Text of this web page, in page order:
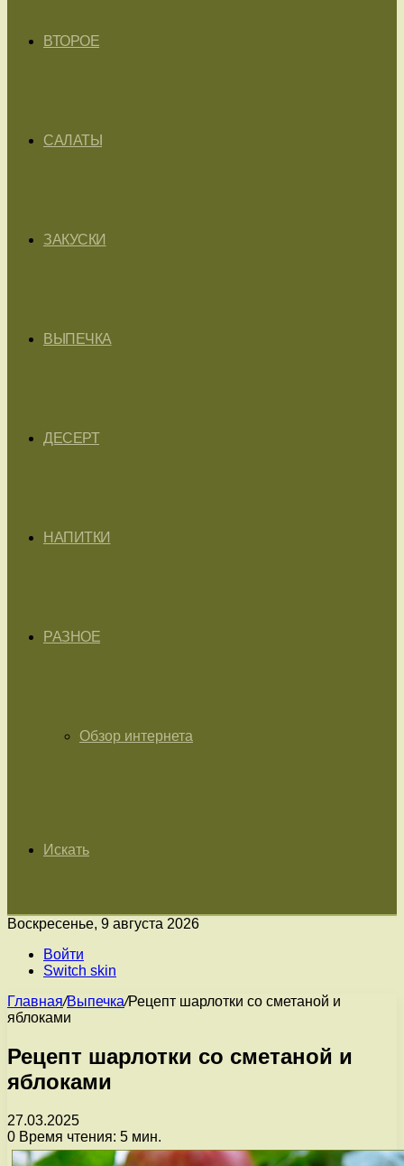
ВТОРОЕ
САЛАТЫ
ЗАКУСКИ
ВЫПЕЧКА
ДЕСЕРТ
НАПИТКИ
РАЗНОЕ
Обзор интернета
Искать
Воскресенье, 9 августа 2026
Войти
Switch skin
Главная/Выпечка/Рецепт шарлотки со сметаной и
яблоками
Рецепт шарлотки со сметаной и
яблоками
27.03.2025
0 Время чтения: 5 мин.